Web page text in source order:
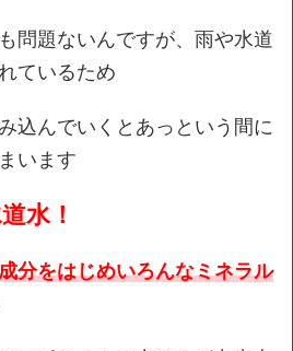
問題ないんですが、雨や水道
ているため
込んでいくとあっという間に
います
水！
分をはじめいろんなミネラル